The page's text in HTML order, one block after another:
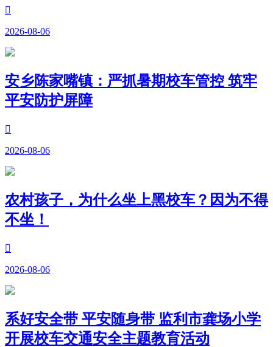

2026-08-06
安乡陈家嘴镇：严抓暑期校车管控 筑牢
平安防护屏障

2026-08-06
农村孩子，为什么坐上黑校车？因为不得
不坐！

2026-08-06
系好安全带 平安随身带 监利市龚场小学
开展校车交通安全主题教育活动